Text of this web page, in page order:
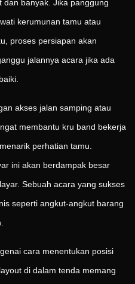
dan banyak. Jika panggung
kerumunan tamu atau
proses persiapan akan
jalannya acara jika ada
akses jalan samping atau
membantu kru band bekerja
perhatian tamu.
ini akan berdampak besar
Sebuah acara yang sukses
seperti angkut-angkut barang
cara menentukan posisi
di dalam tenda memang